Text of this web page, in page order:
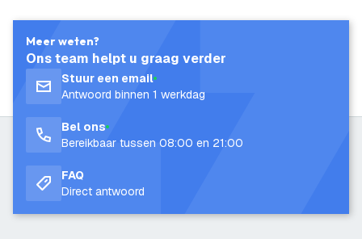
Meer weten?
Ons team helpt u graag verder
Stuur een email
Antwoord binnen 1 werkdag
Bel ons
Bereikbaar tussen 08:00 en 21:00
FAQ
Direct antwoord